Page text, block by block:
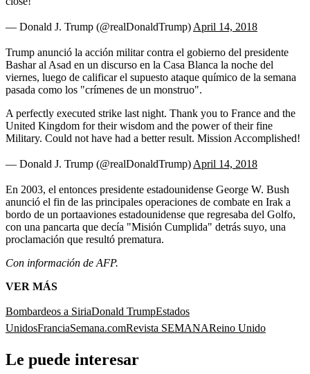
— Donald J. Trump (@realDonaldTrump) April 14, 2018
Trump anunció la acción militar contra el gobierno del presidente
Bashar al Asad en un discurso en la Casa Blanca la noche del
viernes, luego de calificar el supuesto ataque químico de la semana
pasada como los "crímenes de un monstruo".
A perfectly executed strike last night. Thank you to France and the
United Kingdom for their wisdom and the power of their fine
Military. Could not have had a better result. Mission Accomplished!
— Donald J. Trump (@realDonaldTrump) April 14, 2018
En 2003, el entonces presidente estadounidense George W. Bush
anunció el fin de las principales operaciones de combate en Irak a
bordo de un portaaviones estadounidense que regresaba del Golfo,
con una pancarta que decía "Misión Cumplida" detrás suyo, una
proclamación que resultó prematura.
Con información de AFP.
VER MÁS
Bombardeos a SiriaDonald TrumpEstados
UnidosFranciaSemana.comRevista SEMANAReino Unido
Le puede interesar